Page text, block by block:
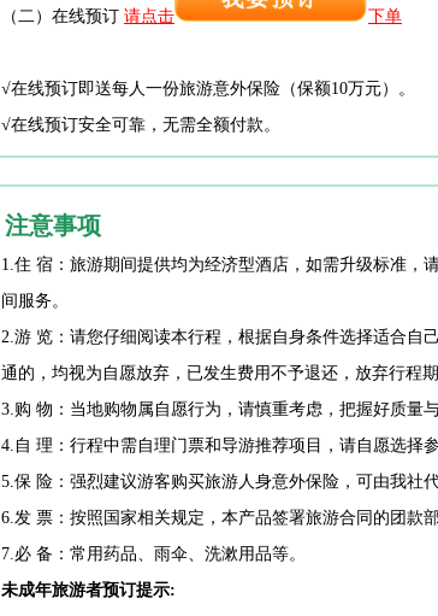
（二）在线预订 请点击 下单
√在线预订即送每人一份旅游意外保险（保额10万元）。
√在线预订安全可靠，无需全额付款。
注意事项
1.住 宿：旅游期间提供均为经济型酒店，如需升级标准，
间服务。
2.游 览：请您仔细阅读本行程，根据自身条件选择适合自
通的，均视为自愿放弃，已发生费用不予退还，放弃行程
3.购 物：当地购物属自愿行为，请慎重考虑，把握好质量
4.自 理：行程中需自理门票和导游推荐项目，请自愿选择
5.保 险：强烈建议游客购买旅游人身意外保险，可由我社代
6.发 票：按照国家相关规定，本产品签署旅游合同的团款
7.必 备：常用药品、雨伞、洗漱用品等。
未成年旅游者预订提示: